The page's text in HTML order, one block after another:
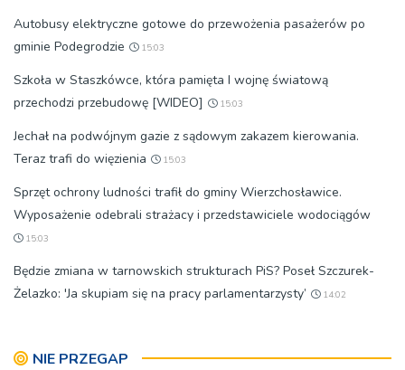
Autobusy elektryczne gotowe do przewożenia pasażerów po
gminie Podegrodzie
15:03
Szkoła w Staszkówce, która pamięta I wojnę światową
przechodzi przebudowę [WIDEO]
15:03
Jechał na podwójnym gazie z sądowym zakazem kierowania.
Teraz trafi do więzienia
15:03
Sprzęt ochrony ludności trafił do gminy Wierzchosławice.
Wyposażenie odebrali strażacy i przedstawiciele wodociągów
15:03
Będzie zmiana w tarnowskich strukturach PiS? Poseł Szczurek-
Żelazko: 'Ja skupiam się na pracy parlamentarzysty’
14:02
NIE PRZEGAP